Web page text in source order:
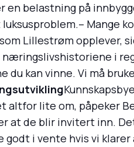
en belastning på
Mange
Lillestrøm opplever,
i
du kan vinne. Vi må
altfor lite om, påpeker
at de blir invitert inn.
i vente hvis vi